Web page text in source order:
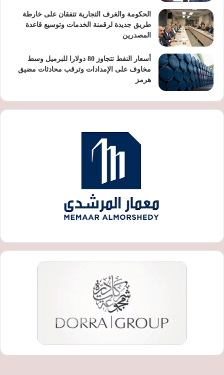
الحكومة والغرف التجارية تتفقان على خارطة
طريق جديدة لرقمنة الخدمات وتوسيع قاعدة
المصدرين
أسعار النفط تتجاوز 80 دولارا للبرميل وسط
مخاوف على الإمدادات وترقب محادثات مضيق
هرمز